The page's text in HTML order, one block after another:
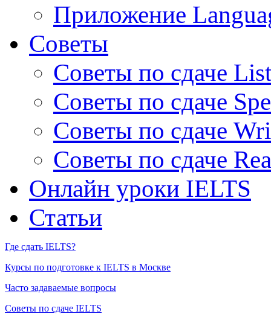
Приложение
Советы
Советы по сдаче
Советы по сдаче
Советы по сдаче
Советы по сдаче
Онлайн уроки IELTS
Статьи
Где сдать IELTS?
Курсы по подготовке к IELTS в Москве
Часто задаваемые вопросы
Советы по сдаче IELTS